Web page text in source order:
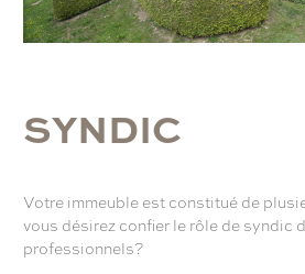
SYNDIC
Votre immeuble est constitué de
vous désirez confier le rôle de syndic
professionnels?